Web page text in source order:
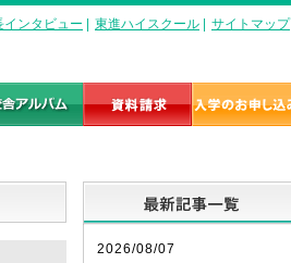
インタビュー 東進ハイスクール サイトマップ
2026/08/07